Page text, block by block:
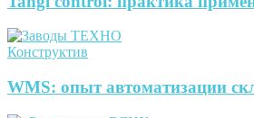
Конструктив
WMS: опыт автоматизации